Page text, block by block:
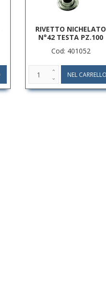
RIVETTO NICHELATO
N°42 TESTA PZ.100
Cod: 401052